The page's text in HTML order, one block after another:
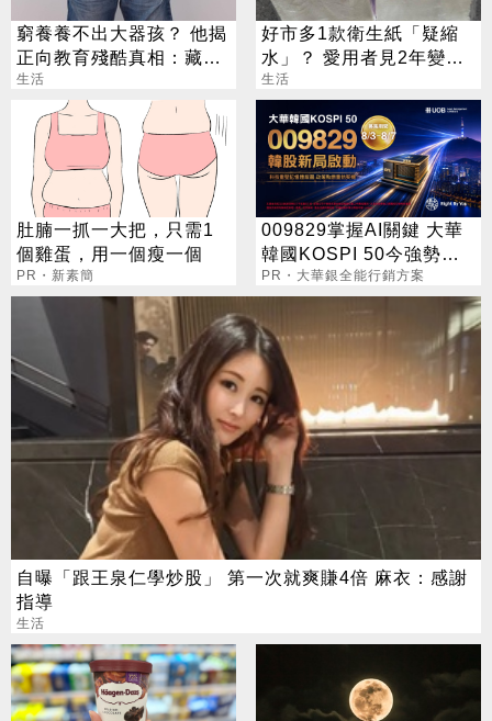
窮養養不出大器孩？ 他揭
正向教育殘酷真相：藏了
「階級緩衝墊」
生活
好市多1款衛生紙「疑縮
水」？ 愛用者見2年變
化：沒比較沒傷害
生活
肚腩一抓一大把，只需1
個雞蛋，用一個瘦一個
PR・新素簡
009829掌握AI關鍵 大華
韓國KOSPI 50今強勢開
募
PR・大華銀全能行銷方案
自曝「跟王泉仁學炒股」 第一次就爽賺4倍 麻衣：感謝
指導
生活